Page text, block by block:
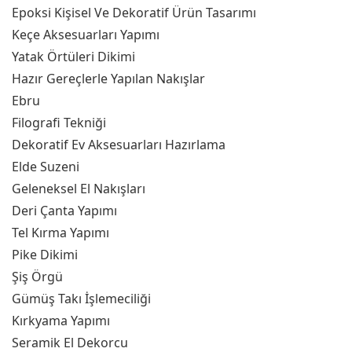
Epoksi Kişisel Ve Dekoratif Ürün Tasarımı
Keçe Aksesuarları Yapımı
Yatak Örtüleri Dikimi
Hazır Gereçlerle Yapılan Nakışlar
Ebru
Filografi Tekniği
Dekoratif Ev Aksesuarları Hazırlama
Elde Suzeni
Geleneksel El Nakışları
Deri Çanta Yapımı
Tel Kırma Yapımı
Pike Dikimi
Şiş Örgü
Gümüş Takı İşlemeciliği
Kırkyama Yapımı
Seramik El Dekorcu